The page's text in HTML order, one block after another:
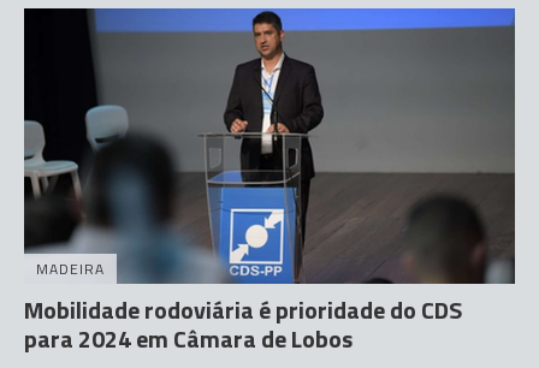
MADEIRA
Mobilidade rodoviária é prioridade do CDS
para 2024 em Câmara de Lobos